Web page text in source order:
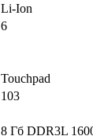
Li-Ion
6
Touchpad
103
8 Гб DDR3L